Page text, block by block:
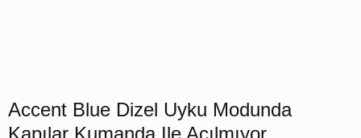
Accent Blue Dizel Uyku Modunda
Kapılar Kumanda Ile Açılmıyor